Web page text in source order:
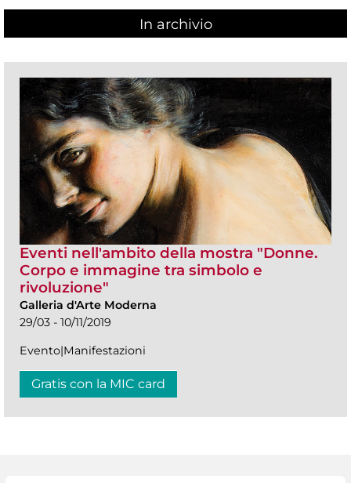
In archivio
Eventi nell'ambito della mostra "Donne.
Corpo e immagine tra simbolo e
rivoluzione"
Galleria d'Arte Moderna
29/03 - 10/11/2019
Evento|Manifestazioni
Gratis con la MIC card